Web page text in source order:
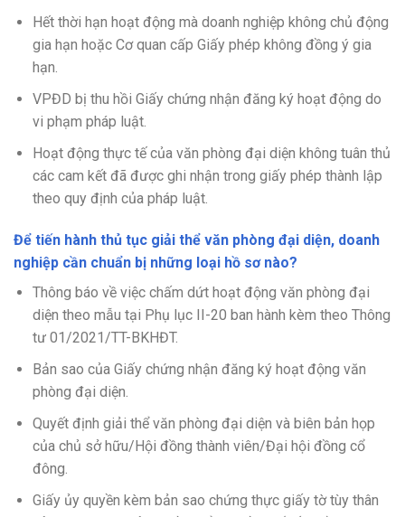
Hết thời hạn hoạt động mà doanh nghiệp không chủ động
gia hạn hoặc Cơ quan cấp Giấy phép không đồng ý gia
hạn.
VPĐD bị thu hồi Giấy chứng nhận đăng ký hoạt động do
vi phạm pháp luật.
Hoạt động thực tế của văn phòng đại diện không tuân thủ
các cam kết đã được ghi nhận trong giấy phép thành lập
theo quy định của pháp luật.
Để tiến hành thủ tục giải thể văn phòng đại diện, doanh
nghiệp cần chuẩn bị những loại hồ sơ nào?
Thông báo về việc chấm dứt hoạt động văn phòng đại
diện theo mẫu tại Phụ lục II-20 ban hành kèm theo Thông
tư 01/2021/TT-BKHĐT.
Bản sao của Giấy chứng nhận đăng ký hoạt động văn
phòng đại diện.
Quyết định giải thể văn phòng đại diện và biên bản họp
của chủ sở hữu/Hội đồng thành viên/Đại hội đồng cổ
đông.
Giấy ủy quyền kèm bản sao chứng thực giấy tờ tùy thân